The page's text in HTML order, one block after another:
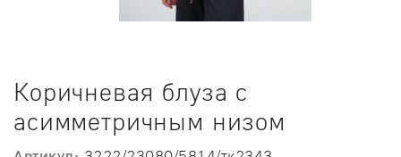
Коричневая блуза с
асимметричным низом